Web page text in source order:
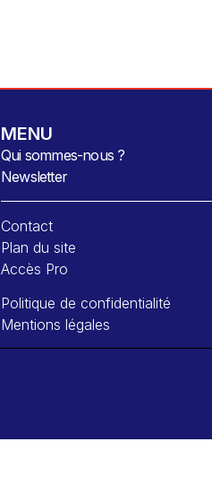
MENU
Qui sommes-nous ?
Newsletter
Contact
Plan du site
Accès Pro
Politique de confidentialité
Mentions légales